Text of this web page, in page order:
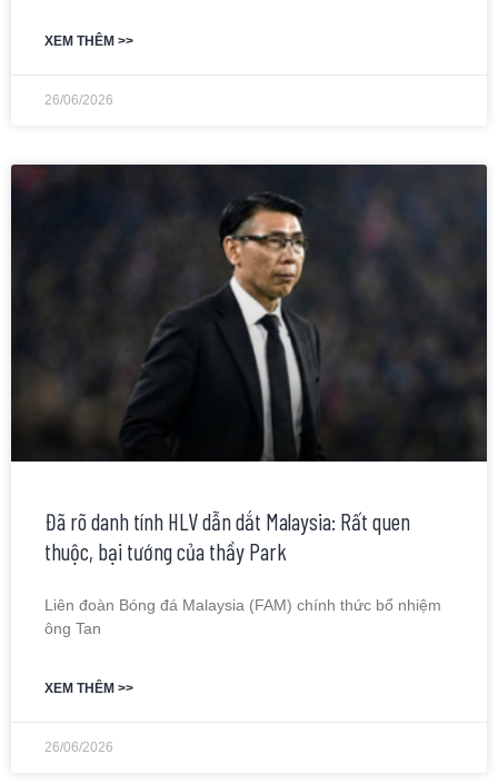
XEM THÊM >>
26/06/2026
Đã rõ danh tính HLV dẫn dắt Malaysia: Rất quen
thuộc, bại tướng của thầy Park
Liên đoàn Bóng đá Malaysia (FAM) chính thức bổ nhiệm
ông Tan
XEM THÊM >>
26/06/2026